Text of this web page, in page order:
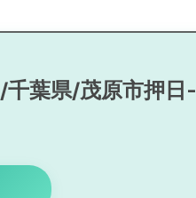
葉県/茂原市押日-